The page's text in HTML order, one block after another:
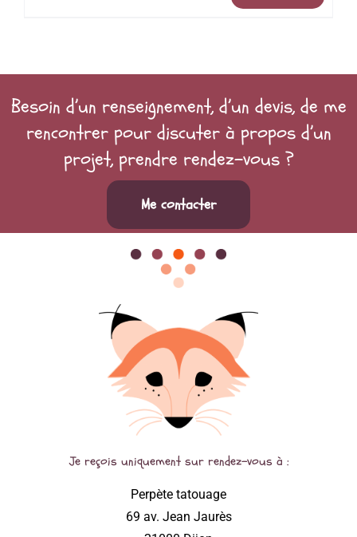
Besoin d’un renseignement, d’un devis, de me
rencontrer pour discuter à propos d’un
projet, prendre rendez-vous ?
Me contacter
Je reçois uniquement sur rendez-vous à :
Perpète tatouage
69 av. Jean Jaurès